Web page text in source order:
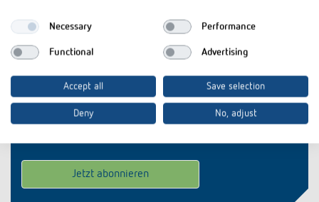
Bleiben Sie up-to-date mit
unserem Newsletter!
E-Mail*
Necessary Performance
Functional Advertising
Accept all Save selection
Deny No, adjust